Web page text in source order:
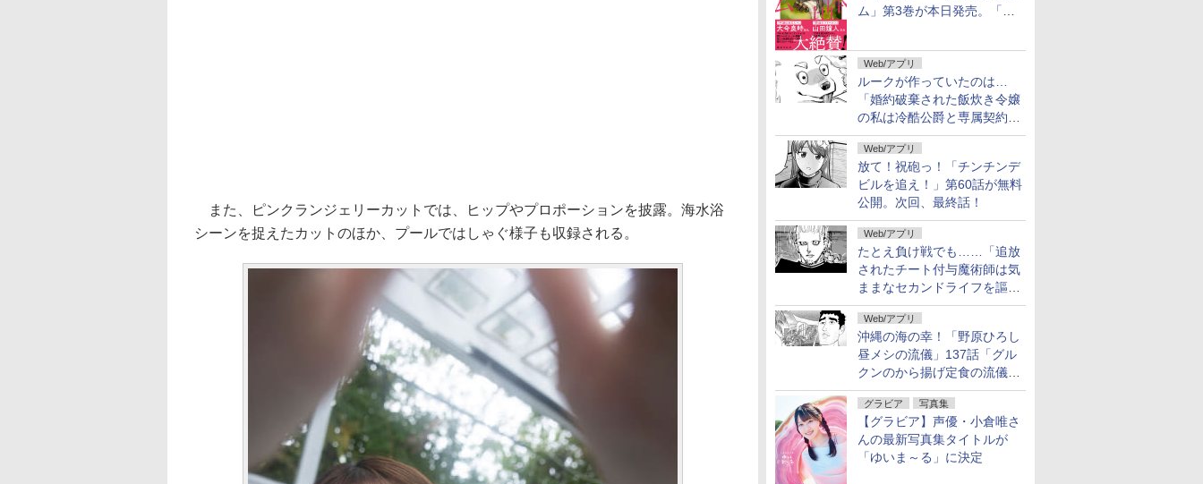
ム」第3巻が本日発売。「フ
Web/アプリ
ルークが作っていたのは…
「婚約破棄された飯炊き令嬢
の私は冷酷公爵と専属契約し
ました」の「おまけ24」が無
料公開
Web/アプリ
放て！祝砲っ！「チンチンデ
ビルを追え！」第60話が無料
公開。次回、最終話！
Web/アプリ
たとえ負け戦でも……「追放
されたチート付与魔術師は気
ままなセカンドライフを謳歌
する。」第92話が無料公開。
2人の忠臣
Web/アプリ
沖縄の海の幸！「野原ひろし
昼メシの流儀」137話「グル
クンのから揚げ定食の流儀」
が無料公開
グラビア 写真集
【グラビア】声優・小倉唯さ
んの最新写真集タイトルが
「ゆいま～る」に決定
また、ピンクランジェリーカットでは、ヒップやプロポーションを披露。海水浴
シーンを捉えたカットのほか、プールではしゃぐ様子も収録される。